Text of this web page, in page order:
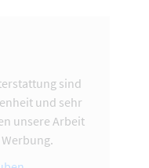
sind
und sehr
unsere Arbeit